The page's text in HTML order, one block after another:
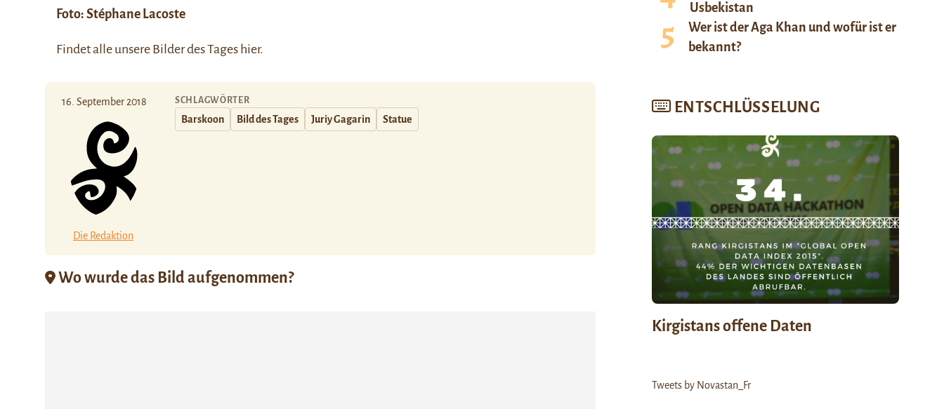
Foto: Stéphane Lacoste
Findet alle unsere Bilder des Tages hier.
16. September 2018
Die Redaktion
SCHLAGWÖRTER
Barskoon Bild des Tages Juriy Gagarin Statue
Wo wurde das Bild aufgenommen?
Usbekistan
Wer ist der Aga Khan und wofür ist er
bekannt?
ENTSCHLÜSSELUNG
Kirgistans offene Daten
Tweets by Novastan_Fr